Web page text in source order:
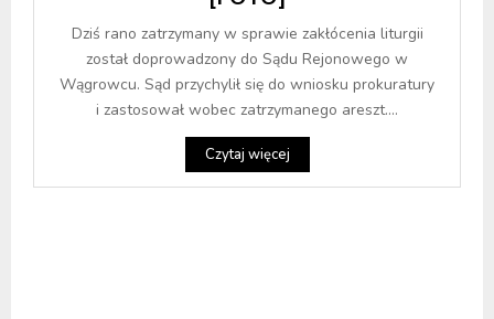
Dziś rano zatrzymany w sprawie zakłócenia liturgii
został doprowadzony do Sądu Rejonowego w
Wągrowcu. Sąd przychylił się do wniosku prokuratury
i zastosował wobec zatrzymanego areszt....
Czytaj więcej